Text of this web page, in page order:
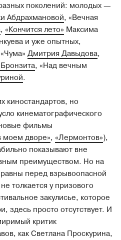
поколений: молодых —
Абдрахмановой, «Вечная
, «Кончится лето» Максима
и уже опытных,
Дмитрия Давыдова,
, «Над вечным
.
киностандартов, но
кинематографического
фильмы
моем дворе», «Лермонтов»),
показывают вне
преимуществом. Но на
перед взрывоопасной
толкается у призового
закулисье, которое
здесь просто отсутствует. И
критик
как Светлана Проскурина,